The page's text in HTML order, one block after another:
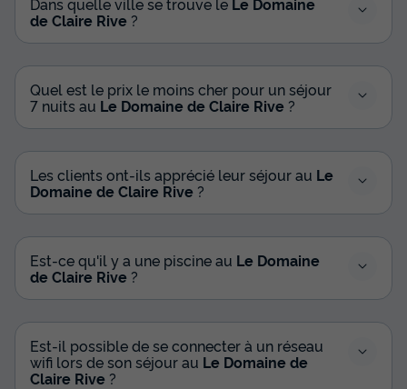
de Claire Rive ?
Quel est le prix le moins cher pour un séjour
7 nuits au Le Domaine de Claire Rive ?
Les clients ont-ils apprécié leur séjour au Le
Domaine de Claire Rive ?
Est-ce qu'il y a une piscine au Le Domaine
de Claire Rive ?
Est-il possible de se connecter à un réseau
wifi lors de son séjour au Le Domaine de
Claire Rive ?